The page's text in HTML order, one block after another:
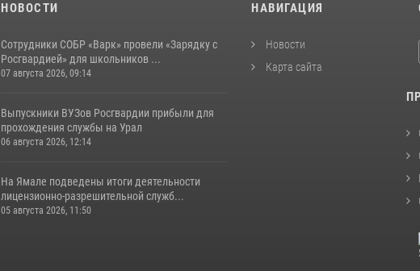
НОВОСТИ
Сотрудники СОБР «Варк» провели «Зарядку с
Росгвардией» для школьников ...
07 августа 2026, 09:14
Выпускники ВУЗов Росгвардии прибыли для
прохождения службы на Урал
06 августа 2026, 12:14
На Ямале подведены итоги деятельности
лицензионно-разрешительной служб...
05 августа 2026, 11:50
НАВИГАЦИЯ
Новости
Карта сайта